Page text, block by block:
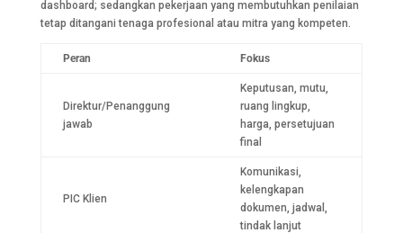
dashboard; sedangkan pekerjaan yang membutuhkan penilaian
tetap ditangani tenaga profesional atau mitra yang kompeten.
Peran Fokus
Direktur/Penanggung
jawab
Keputusan, mutu,
ruang lingkup,
harga, persetujuan
final
PIC Klien
Komunikasi,
kelengkapan
dokumen, jadwal,
tindak lanjut